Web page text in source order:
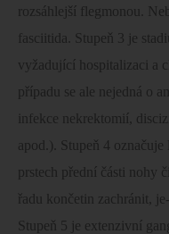
rozsáhlejší flegmonou.
fasciitida. Stupeň 3 je
vyžadující hospitalizaci a
případu se ale nejedná o
infekce nekrektomií,
apod.). Stupeň 4
prstech přední části nohy
řadu končetin zachránit,
Stupeň 5 je extenzivní